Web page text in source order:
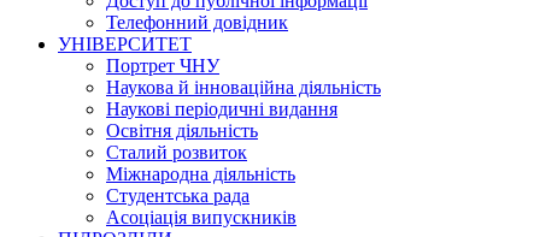
Телефонний довідник
УНІВЕРСИТЕТ
Портрет ЧНУ
Наукова й інноваційна діяльність
Наукові періодичні видання
Освітня діяльність
Сталий розвиток
Міжнародна діяльність
Студентська рада
Асоціація випускників